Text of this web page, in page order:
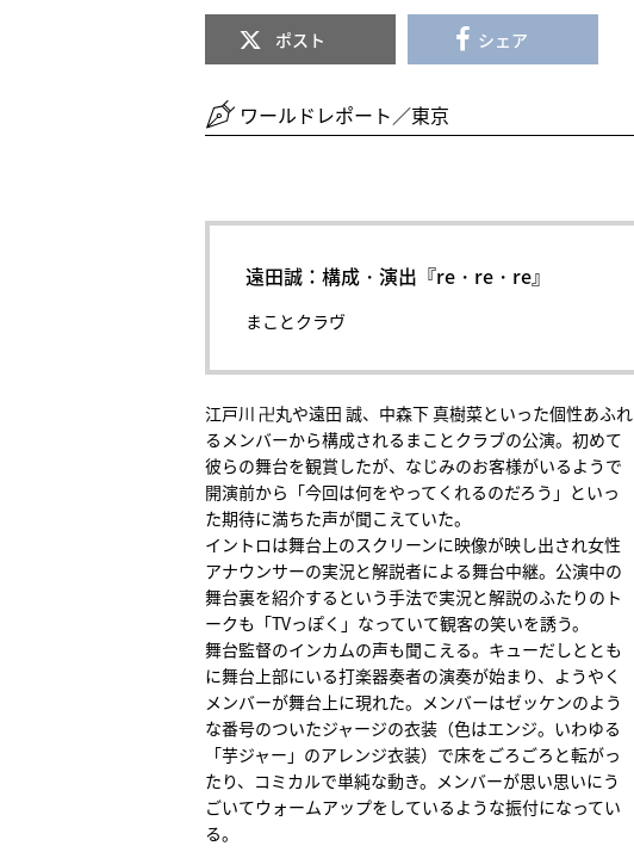
ポスト シェア
ワールドレポート／東京
遠田誠：構成・演出『re・re・re』
まことクラヴ
江戸川 卍丸や遠田 誠、中森下 真樹菜といった個性あふれ
るメンバーから構成されるまことクラブの公演。初めて
彼らの舞台を観賞したが、なじみのお客様がいるようで
開演前から「今回は何をやってくれるのだろう」といっ
た期待に満ちた声が聞こえていた。
イントロは舞台上のスクリーンに映像が映し出され女性
アナウンサーの実況と解説者による舞台中継。公演中の
舞台裏を紹介するという手法で実況と解説のふたりのト
ークも「TVっぽく」なっていて観客の笑いを誘う。
舞台監督のインカムの声も聞こえる。キューだしととも
に舞台上部にいる打楽器奏者の演奏が始まり、ようやく
メンバーが舞台上に現れた。メンバーはゼッケンのよう
な番号のついたジャージの衣装（色はエンジ。いわゆる
「芋ジャー」のアレンジ衣装）で床をごろごろと転がっ
たり、コミカルで単純な動き。メンバーが思い思いにう
ごいてウォームアップをしているような振付になってい
る。